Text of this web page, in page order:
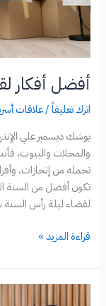
أفضل أفكار
اترك تعليقاً/علاقات
يوشك ديسمبر علي
والمحلات والبيوت،
تحمله من إنجازات،
تكون أفضل من السنة
لقضاء ليلة رأس السنة
أفضل
لقضاء
ليلة
قراءة المزيد »